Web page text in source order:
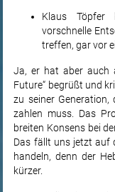
Klaus
vorschnelle
treffen, gar vor
Ja, er hat aber auch
Future“ begrüßt und
zu seiner Generation,
zahlen muss. Das
breiten Konsens bei
Das fällt uns jetzt auf
handeln, denn der
kürzer.